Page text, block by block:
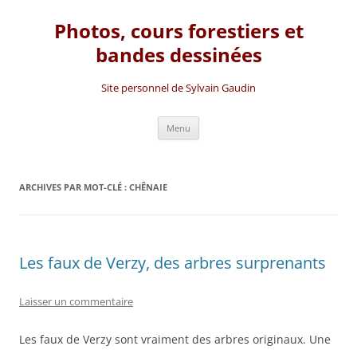
Photos, cours forestiers et
bandes dessinées
Site personnel de Sylvain Gaudin
Menu
ARCHIVES PAR MOT-CLÉ : CHÊNAIE
Les faux de Verzy, des arbres surprenants
Laisser un commentaire
Les faux de Verzy sont vraiment des arbres originaux. Une